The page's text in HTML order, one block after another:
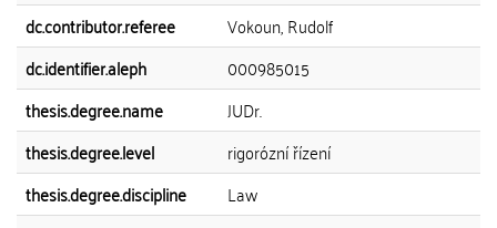
dc.contributor.referee
Vokoun, Rudolf
dc.identifier.aleph
000985015
thesis.degree.name
JUDr.
thesis.degree.level
rigorózní řízení
thesis.degree.discipline
Law